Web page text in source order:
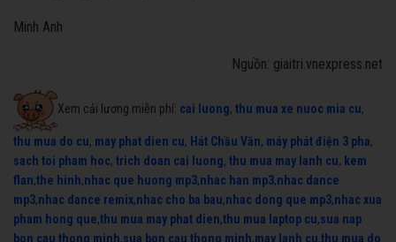
Minh Anh
Nguồn: giaitri.vnexpress.net
Xem cải lương miễn phí: cai luong, thu mua xe nuoc mia cu,
thu mua do cu, may phat dien cu, Hát Chầu Văn, máy phát điện 3 pha,
sach toi pham hoc, trich doan cai luong, thu mua may lanh cu, kem
flan,the hinh,nhac que huong mp3,nhac han mp3,nhac dance
mp3,nhac dance remix,nhac cho ba bau,nhac dong que mp3,nhac xua
pham hong que,thu mua may phat dien,thu mua laptop cu,sua nap
bon cau thong minh,sua bon cau thong minh,may lanh cu,thu mua do